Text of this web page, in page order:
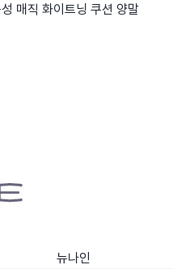
매직 화이트닝 쿠션 양말
뉴나인